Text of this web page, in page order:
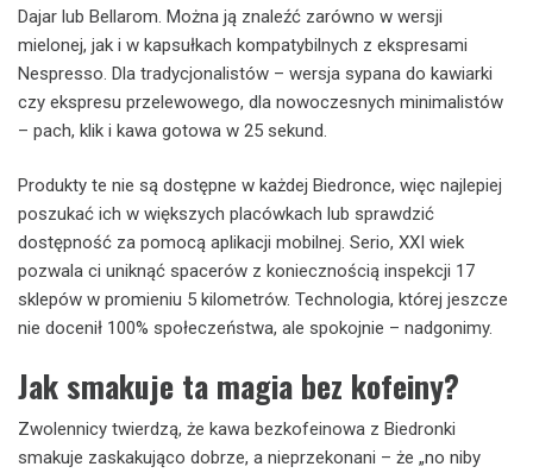
Dajar lub Bellarom. Można ją znaleźć zarówno w wersji
mielonej, jak i w kapsułkach kompatybilnych z ekspresami
Nespresso. Dla tradycjonalistów – wersja sypana do kawiarki
czy ekspresu przelewowego, dla nowoczesnych minimalistów
– pach, klik i kawa gotowa w 25 sekund.
Produkty te nie są dostępne w każdej Biedronce, więc najlepiej
poszukać ich w większych placówkach lub sprawdzić
dostępność za pomocą aplikacji mobilnej. Serio, XXI wiek
pozwala ci uniknąć spacerów z koniecznością inspekcji 17
sklepów w promieniu 5 kilometrów. Technologia, której jeszcze
nie docenił 100% społeczeństwa, ale spokojnie – nadgonimy.
Jak smakuje ta magia bez kofeiny?
Zwolennicy twierdzą, że kawa bezkofeinowa z Biedronki
smakuje zaskakująco dobrze, a nieprzekonani – że „no niby